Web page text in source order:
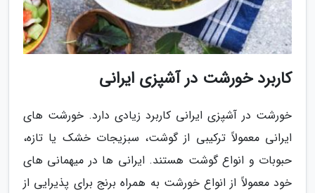
کاربرد خورشت در آشپزی ایرانی
خورشت در آشپزی ایرانی کاربرد زیادی دارد. خورشت های
ایرانی معمولاً ترکیبی از گوشت، سبزیجات خشک یا تازه،
حبوبات و انواع گوشت هستند. ایرانی ها در میهمانی های
خود معمولاً از انواع خورشت به همراه برنج برای پذیرایی از